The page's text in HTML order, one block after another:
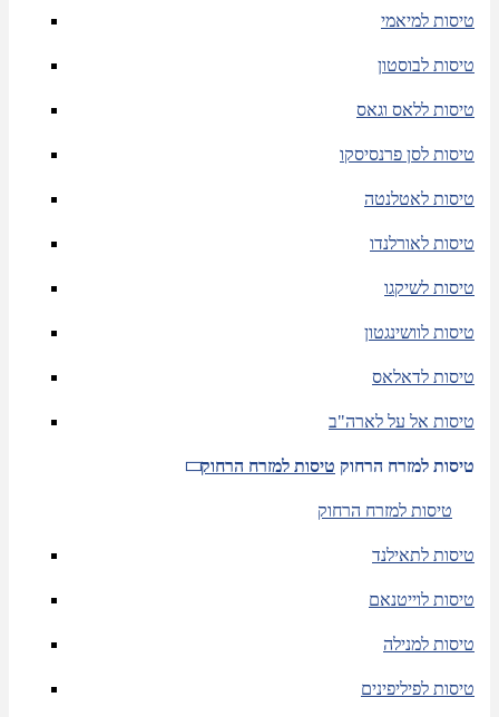
טיסות למיאמי
טיסות לבוסטון
טיסות ללאס וגאס
טיסות לסן פרנסיסקו
טיסות לאטלנטה
טיסות לאורלנדו
טיסות לשיקגו
טיסות לוושינגטון
טיסות לדאלאס
טיסות אל על לארה"ב
טיסות למזרח הרחוק טיסות למזרח הרחוק
טיסות למזרח הרחוק
טיסות לתאילנד
טיסות לוייטנאם
טיסות למנילה
טיסות לפיליפינים